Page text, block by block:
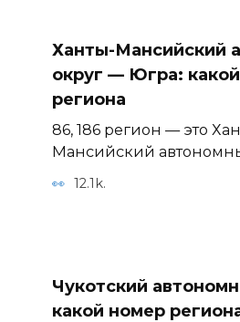
Ханты-Мансийский
округ — Югра:
региона
86, 186 регион — это
Мансийский
12.1k.
Чукотский
какой номер